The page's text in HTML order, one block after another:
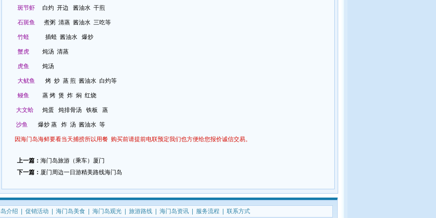
斑节虾白灼 开边 酱油水 干煎
石斑鱼 煮粥 清蒸 酱油水 三吃等
竹蛏 插蛏 酱油水 爆炒
蟹虎 炖汤 清蒸
虎鱼 炖汤
大鱿鱼 烤 炒 蒸 煎 酱油水 白灼等
鳗鱼 蒸 烤 煲 炸 焖 红烧
大文蛤炖蛋 炖排骨汤 铁板 蒸
沙鱼 爆炒 蒸 炸 汤 酱油水 等
因海门岛海鲜要看当天捕捞所以用餐 购买前请提前电联预定我们也方便给您报价诚信交易。
上一篇： 海门岛旅游（乘车）厦门
下一篇： 厦门周边一日游精美路线海门岛
介绍 促销活动 海门岛美食| 海门岛观光| 旅游路线| 海门岛资讯| 服务流程 联系方式